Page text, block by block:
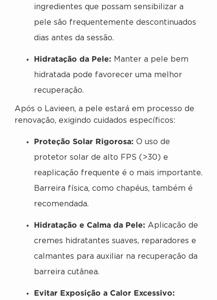
ingredientes que possam sensibilizar a
pele são frequentemente descontinuados
dias antes da sessão.
Hidratação da Pele: Manter a pele bem
hidratada pode favorecer uma melhor
recuperação.
Após o Lavieen, a pele estará em processo de
renovação, exigindo cuidados específicos:
Proteção Solar Rigorosa: O uso de
protetor solar de alto FPS (>30) e
reaplicação frequente é o mais importante.
Barreira física, como chapéus, também é
recomendada.
Hidratação e Calma da Pele: Aplicação de
cremes hidratantes suaves, reparadores e
calmantes para auxiliar na recuperação da
barreira cutânea.
Evitar Exposição a Calor Excessivo: